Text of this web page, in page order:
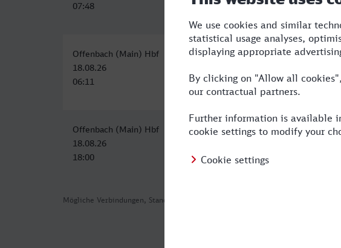
Mögliche Verbindungen, Stand: 2026-08-04 05:17
07:48
10:28
Offenbach (Main) Hbf
18.08.26
06:11
Gelsenkirchen Hbf
09:19
Offenbach (Main) Hbf
18.08.26
18:00
Hauptbahnhof, Gelsenkirchen
21:21